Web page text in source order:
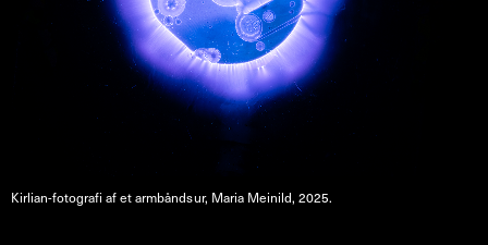
Kirlian-fotografi af et armbåndsur, Maria Meinild, 2025.